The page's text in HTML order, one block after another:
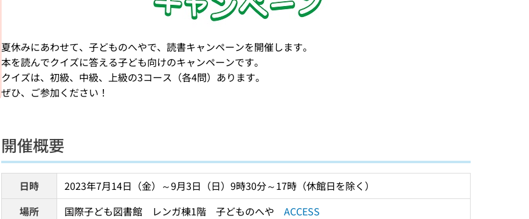
夏休みにあわせて、子どものへやで、読書キャンペーンを開催します。
本を読んでクイズに答える子ども向けのキャンペーンです。
クイズは、初級、中級、上級の3コース（各4問）あります。
ぜひ、ご参加ください！
開催概要
日時
2023年7月14日（金）～9月3日（日）9時30分～17時（休館日を除く）
場所
国際子ども図書館　レンガ棟1階　子どものへや ACCESS